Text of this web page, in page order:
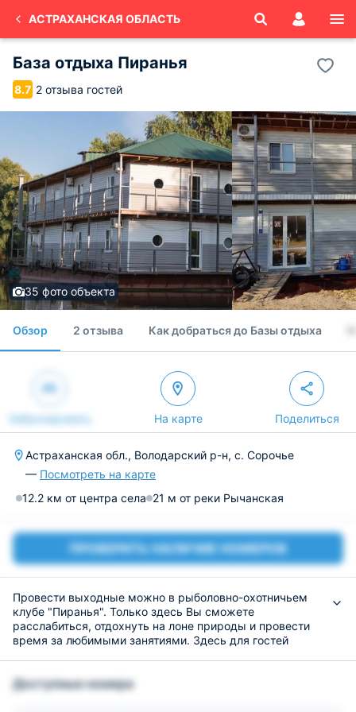
АСТРАХАНСКАЯ ОБЛАСТЬ
База отдыха Пиранья
8.7 2 отзыва гостей
35 фото объекта
Обзор 2 отзыва Как добраться до Базы отдыха
Забронировать На карте Поделиться
Астраханская обл., Володарский р-н, с. Сорочье
— Посмотреть на карте
12.2 км от центра села 21 м от реки Рычанская
ПРОВЕРИТЬ НАЛИЧИЕ НОМЕРОВ
Провести выходные можно в рыболовно-охотничьем
клубе "Пиранья". Только здесь Вы сможете
расслабиться, отдохнуть на лоне природы и провести
время за любимыми занятиями. Здесь для гостей
Для своих постояльцев рыболовный комплекс
Доступные номера